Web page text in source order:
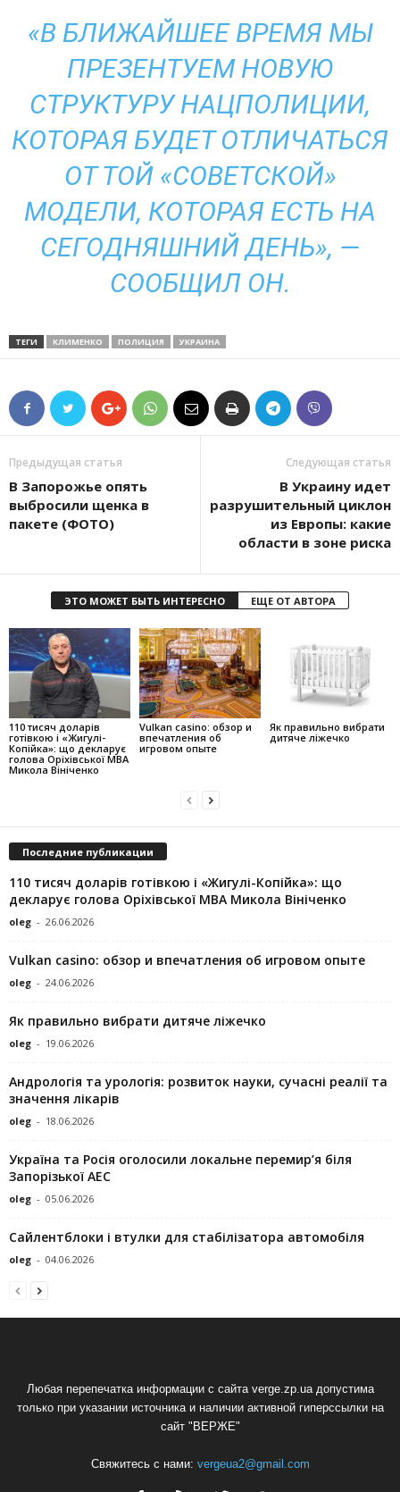
«В БЛИЖАЙШЕЕ ВРЕМЯ МЫ
ПРЕЗЕНТУЕМ НОВУЮ
СТРУКТУРУ НАЦПОЛИЦИИ,
КОТОРАЯ БУДЕТ ОТЛИЧАТЬСЯ
ОТ ТОЙ «СОВЕТСКОЙ»
МОДЕЛИ, КОТОРАЯ ЕСТЬ НА
СЕГОДНЯШНИЙ ДЕНЬ», —
СООБЩИЛ ОН.
ТЕГИ КЛИМЕНКО ПОЛИЦИЯ УКРАИНА
Предыдущая статья
В Запорожье опять
выбросили щенка в
пакете (ФОТО)
Следующая статья
В Украину идет
разрушительный циклон
из Европы: какие
области в зоне риска
ЭТО МОЖЕТ БЫТЬ ИНТЕРЕСНО ЕЩЕ ОТ АВТОРА
110 тисяч доларів
готівкою і «Жигулі-
Копійка»: що декларує
голова Оріхівської МВА
Микола Вініченко
Vulkan casino: обзор и
впечатления об
игровом опыте
Як правильно вибрати
дитяче ліжечко
Последние публикации
110 тисяч доларів готівкою і «Жигулі-Копійка»: що
декларує голова Оріхівської МВА Микола Вініченко
oleg - 26.06.2026
Vulkan casino: обзор и впечатления об игровом опыте
oleg - 24.06.2026
Як правильно вибрати дитяче ліжечко
oleg - 19.06.2026
Андрологія та урологія: розвиток науки, сучасні реалії та
значення лікарів
oleg - 18.06.2026
Україна та Росія оголосили локальне перемир’я біля
Запорізької АЕС
oleg - 05.06.2026
Сайлентблоки і втулки для стабілізатора автомобіля
oleg - 04.06.2026
Любая перепечатка информации с сайта verge.zp.ua допустима
только при указании источника и наличии активной гиперссылки на
сайт "ВЕРЖЕ"
Свяжитесь с нами: vergeua2@gmail.com